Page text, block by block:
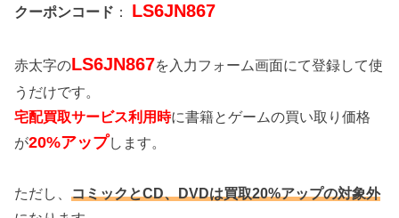
クーポンコード ： LS6JN867
赤太字のLS6JN867を入力フォーム画面にて登録して使
うだけです。
宅配買取サービス利用時に書籍とゲームの買い取り価格
が20%アップします。
ただし、コミックとCD、DVDは買取20%アップの対象外